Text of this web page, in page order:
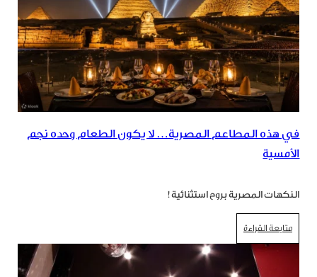
في هذه المطاعم المصرية… لا يكون الطعام وحده نجم
الأمسية
النكهات المصرية بروح استثنائية!
متابعة القراءة